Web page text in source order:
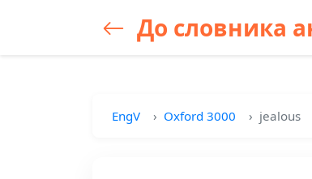
До словника
EngV Oxford 3000 jealous